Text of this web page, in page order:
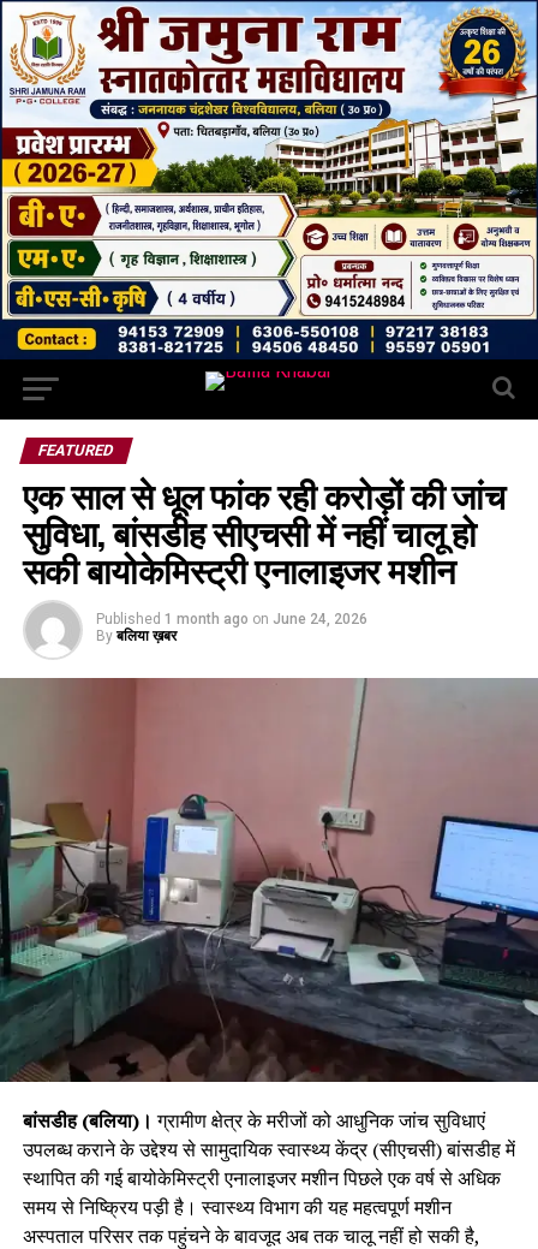
FEATURED
एक साल से धूल फांक रही करोड़ों की जांच
सुविधा, बांसडीह सीएचसी में नहीं चालू हो
सकी बायोकेमिस्ट्री एनालाइजर मशीन
Published 1 month ago on June 24, 2026
By बलिया ख़बर
बांसडीह (बलिया)। ग्रामीण क्षेत्र के मरीजों को आधुनिक जांच सुविधाएं
उपलब्ध कराने के उद्देश्य से सामुदायिक स्वास्थ्य केंद्र (सीएचसी) बांसडीह में
स्थापित की गई बायोकेमिस्ट्री एनालाइजर मशीन पिछले एक वर्ष से अधिक
समय से निष्क्रिय पड़ी है। स्वास्थ्य विभाग की यह महत्वपूर्ण मशीन
अस्पताल परिसर तक पहुंचने के बावजूद अब तक चालू नहीं हो सकी है,